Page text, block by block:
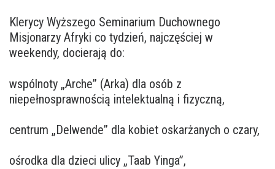
Klerycy Wyższego Seminarium Duchownego
Misjonarzy Afryki co tydzień, najczęściej w
weekendy, docierają do:
wspólnoty „Arche” (Arka) dla osób z
niepełnosprawnością intelektualną i fizyczną,
centrum „Delwende” dla kobiet oskarżanych o czary,
ośrodka dla dzieci ulicy „Taab Yinga”,